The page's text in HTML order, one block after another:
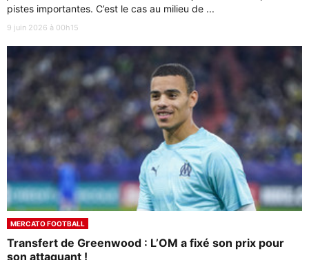
pistes importantes. C’est le cas au milieu de ...
9 juin 2026 à 00h15
MERCATO FOOTBALL
Transfert de Greenwood : L’OM a fixé son prix pour
son attaquant !